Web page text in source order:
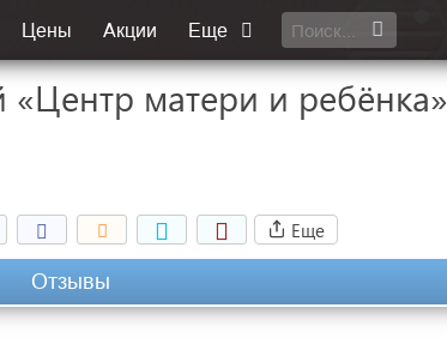
Цены Акции Еще
матери и ребёнка»
Еще
Отзывы